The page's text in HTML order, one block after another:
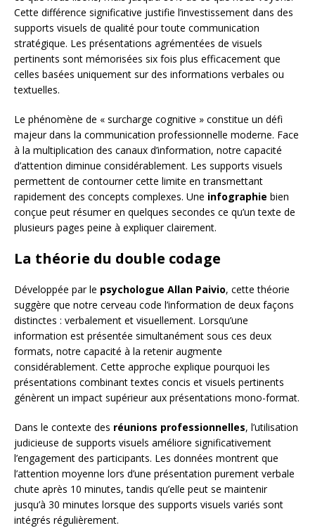
Cette différence significative justifie l’investissement dans des
supports visuels de qualité pour toute communication
stratégique. Les présentations agrémentées de visuels
pertinents sont mémorisées six fois plus efficacement que
celles basées uniquement sur des informations verbales ou
textuelles.
Le phénomène de « surcharge cognitive » constitue un défi
majeur dans la communication professionnelle moderne. Face
à la multiplication des canaux d’information, notre capacité
d’attention diminue considérablement. Les supports visuels
permettent de contourner cette limite en transmettant
rapidement des concepts complexes. Une infographie bien
conçue peut résumer en quelques secondes ce qu’un texte de
plusieurs pages peine à expliquer clairement.
La théorie du double codage
Développée par le psychologue Allan Paivio, cette théorie
suggère que notre cerveau code l’information de deux façons
distinctes : verbalement et visuellement. Lorsqu’une
information est présentée simultanément sous ces deux
formats, notre capacité à la retenir augmente
considérablement. Cette approche explique pourquoi les
présentations combinant textes concis et visuels pertinents
génèrent un impact supérieur aux présentations mono-format.
Dans le contexte des réunions professionnelles, l’utilisation
judicieuse de supports visuels améliore significativement
l’engagement des participants. Les données montrent que
l’attention moyenne lors d’une présentation purement verbale
chute après 10 minutes, tandis qu’elle peut se maintenir
jusqu’à 30 minutes lorsque des supports visuels variés sont
intégrés régulièrement.